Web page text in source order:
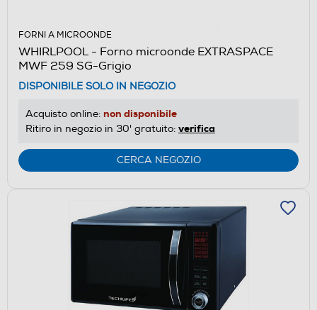
FORNI A MICROONDE
WHIRLPOOL - Forno microonde EXTRASPACE
MWF 259 SG-Grigio
DISPONIBILE SOLO IN NEGOZIO
Acquisto online: non disponibile
Ritiro in negozio in 30' gratuito: verifica
CERCA NEGOZIO